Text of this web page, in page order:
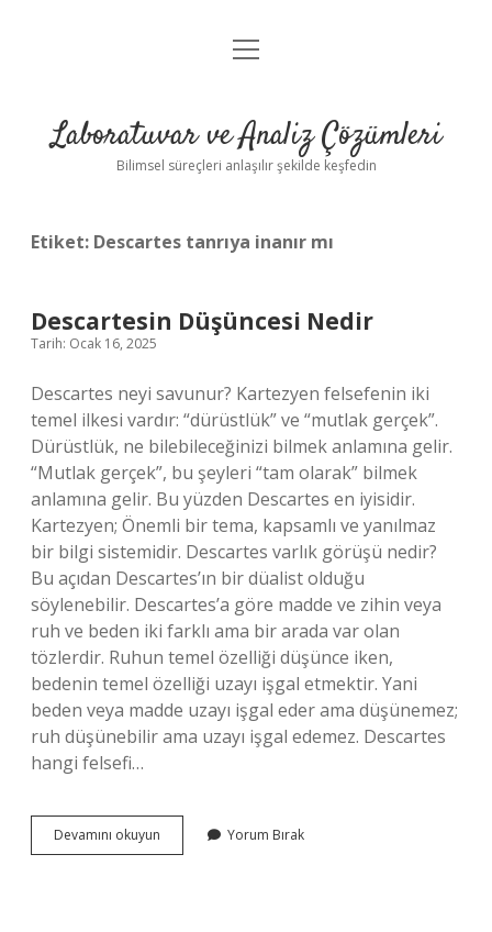
Anasayfa
Yasal Uyarı
menüyü
Laboratuvar ve Analiz Çözümleri
Bilimsel süreçleri anlaşılır şekilde keşfedin
Etiket: Descartes tanrıya inanır mı
Descartesin Düşüncesi Nedir
Tarih: Ocak 16, 2025
Descartes neyi savunur? Kartezyen felsefenin iki
temel ilkesi vardır: “dürüstlük” ve “mutlak gerçek”.
Dürüstlük, ne bilebileceğinizi bilmek anlamına gelir.
“Mutlak gerçek”, bu şeyleri “tam olarak” bilmek
anlamına gelir. Bu yüzden Descartes en iyisidir.
Kartezyen; Önemli bir tema, kapsamlı ve yanılmaz
bir bilgi sistemidir. Descartes varlık görüşü nedir?
Bu açıdan Descartes’ın bir düalist olduğu
söylenebilir. Descartes’a göre madde ve zihin veya
ruh ve beden iki farklı ama bir arada var olan
tözlerdir. Ruhun temel özelliği düşünce iken,
bedenin temel özelliği uzayı işgal etmektir. Yani
beden veya madde uzayı işgal eder ama düşünemez;
ruh düşünebilir ama uzayı işgal edemez. Descartes
hangi felsefi…
Devamını okuyun Descartesin
Düşüncesi
Yorum Bırak